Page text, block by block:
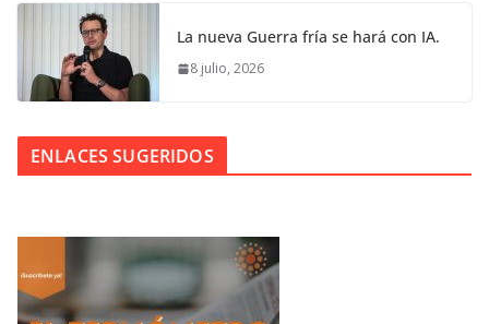
La nueva Guerra fría se hará con IA.
8 julio, 2026
ENLACES SUGERIDOS